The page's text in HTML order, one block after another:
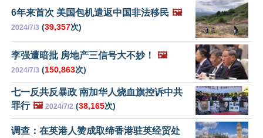
6年来首次 美国包机遣返中国非法移民 🖼️
2024/7/3 (39,357次)
李强遭暗批 房地产三信号大不妙！ 🖼️
2024/7/3 (150,863次)
七一反共反暴政 南加华人烧血旗控诉中共
罪行 🖼️ 2024/7/2 (38,165次)
调查：在英港人赞成取缔香港驻英经贸处